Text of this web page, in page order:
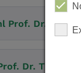
Dr. Marc
Dr. Thomas